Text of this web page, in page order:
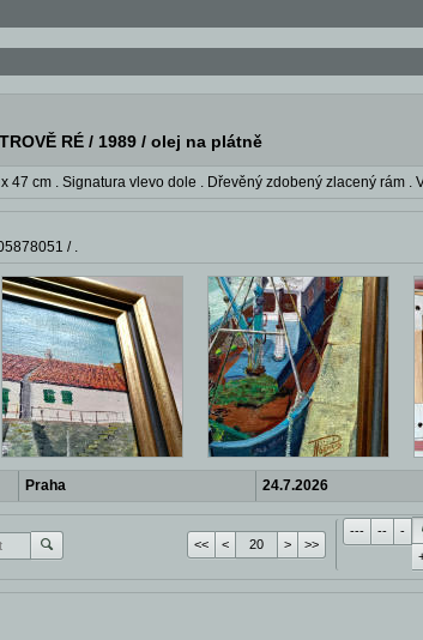
RÉ / 1989 / olej na plátně
47 cm . Signatura vlevo dole . Dřevěný zdobený zlacený rám .
/ .
Praha 24.7.2026
<< < > >>
--- -- -